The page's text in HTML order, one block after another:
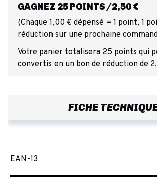
GAGNEZ 25 POINTS/2,50 €
(Chaque 1,00 € dépensé = 1 point, 1
réduction sur une prochaine
Votre panier totalisera 25 points qui
convertis en un bon de réduction de
FICHE
EAN-13